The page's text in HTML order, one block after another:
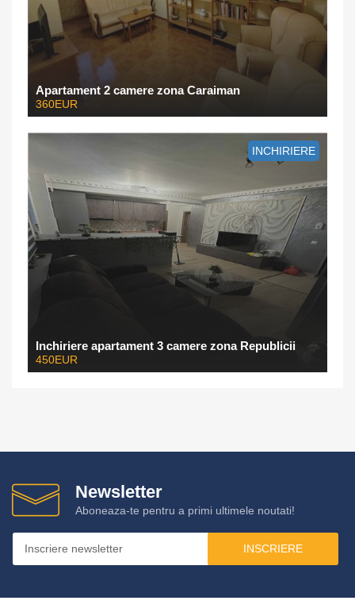
Apartament 2 camere zona Caraiman
360EUR
INCHIRIERE
Inchiriere apartament 3 camere zona Republicii
450EUR
Newsletter
Aboneaza-te pentru a primi ultimele noutati!
INSCRIERE